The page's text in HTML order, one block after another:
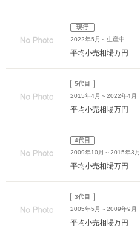
現行
2022年5月～生産中
平均小売相場万円
5代目
2015年4月～2022年4月
平均小売相場万円
4代目
2009年10月～2015年3月
平均小売相場万円
3代目
2005年5月～2009年9月
平均小売相場万円